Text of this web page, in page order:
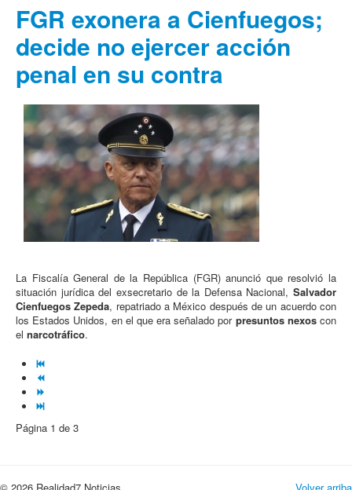
FGR exonera a Cienfuegos;
decide no ejercer acción
penal en su contra
La Fiscalía General de la República (FGR) anunció que resolvió la
situación jurídica del exsecretario de la Defensa Nacional, Salvador
Cienfuegos Zepeda, repatriado a México después de un acuerdo con
los Estados Unidos, en el que era señalado por presuntos nexoscon
el narcotráfico.
Página 1 de 3